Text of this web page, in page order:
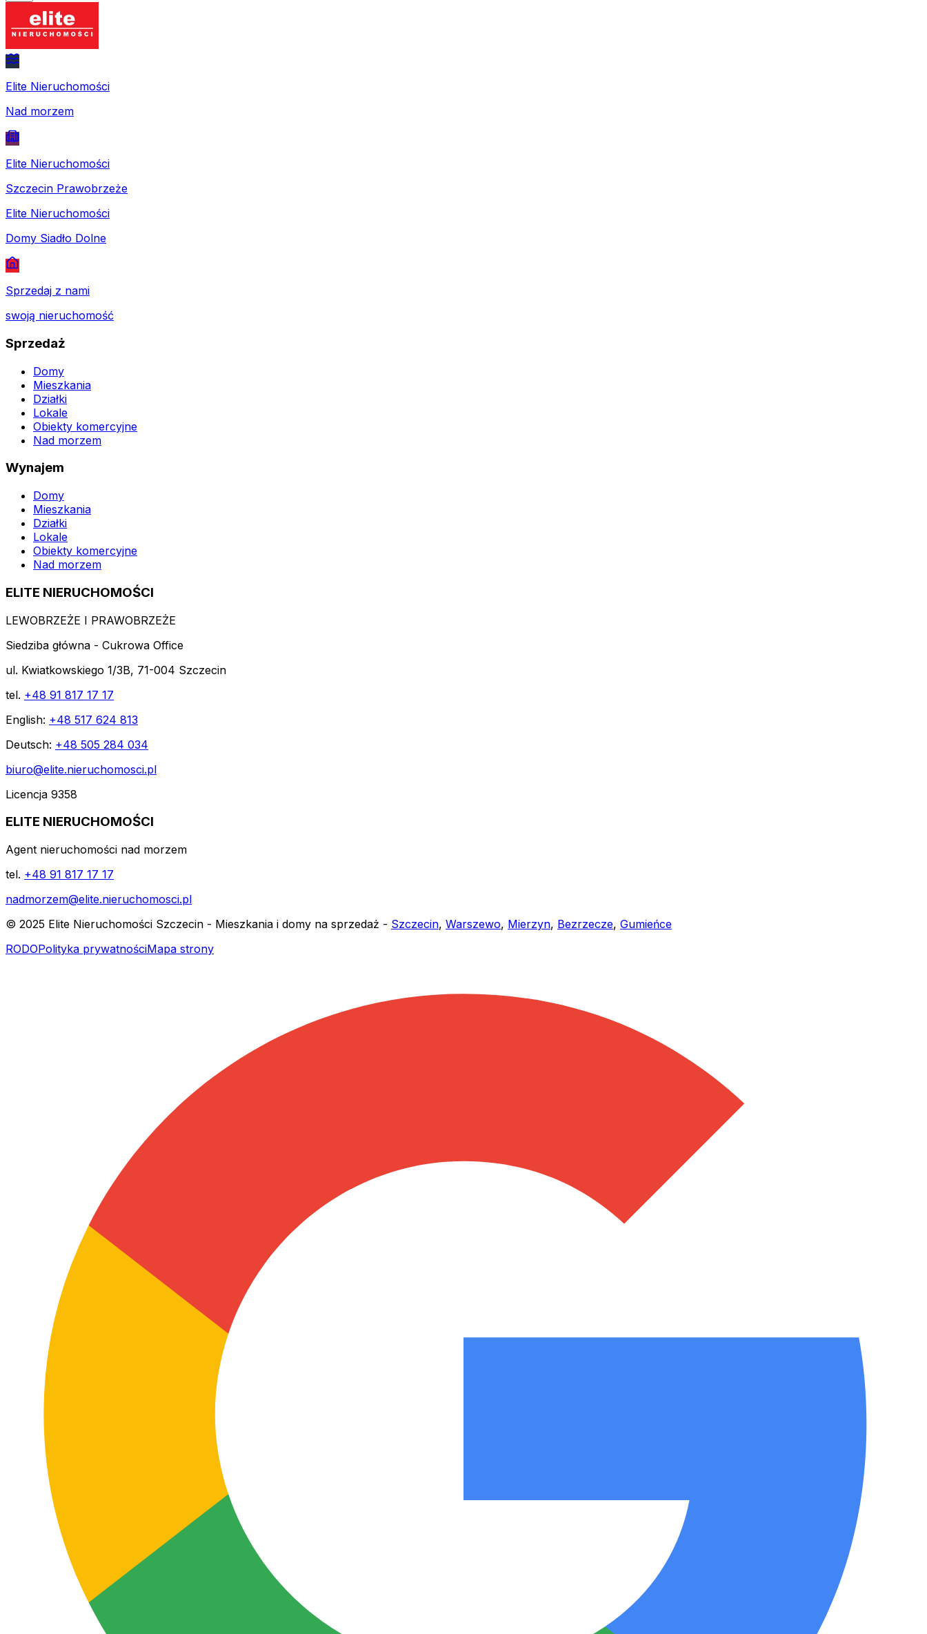
Elite Nieruchomości
Nad morzem
Elite Nieruchomości
Szczecin Prawobrzeże
Elite Nieruchomości
Domy Siadło Dolne
Sprzedaj z nami
swoją nieruchomość
Sprzedaż
Domy
Mieszkania
Działki
Lokale
Obiekty komercyjne
Nad morzem
Wynajem
Domy
Mieszkania
Działki
Lokale
Obiekty komercyjne
Nad morzem
ELITE NIERUCHOMOŚCI
LEWOBRZEŻE I PRAWOBRZEŻE
Siedziba główna - Cukrowa Office
ul. Kwiatkowskiego 1/3B, 71-004 Szczecin
tel. +48 91 817 17 17
English: +48 517 624 813
Deutsch: +48 505 284 034
biuro@elite.nieruchomosci.pl
Licencja 9358
ELITE NIERUCHOMOŚCI
Agent nieruchomości nad morzem
tel. +48 91 817 17 17
nadmorzem@elite.nieruchomosci.pl
© 2025 Elite Nieruchomości Szczecin - Mieszkania i domy na sprzedaż - Szczecin, Warszewo, Mierzyn, Bezrzecze, Gumieńce
RODOPolityka prywatnościMapa strony